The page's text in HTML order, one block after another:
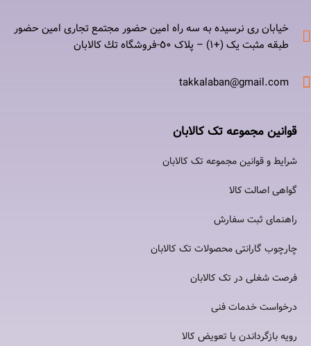
خیابان ری نرسيده به سه راه امين حضور مجتمع تجاری امين حضور
طبقه مثبت یک (+۱) – پلاک ٥٠-فروشگاه تك كالابان
takkalaban@gmail.com
قوانین مجموعه تک کالابان
شرایط و قوانین مجموعه تک کالابان
گواهی اصالت كالا
راهنمای ثبت سفارش
چارچوب گارانتی محصولات تک کالابان
فرصت شغلی در تک کالابان
درخواست خدمات فنی
رویه بازگرداندن یا تعویض کالا